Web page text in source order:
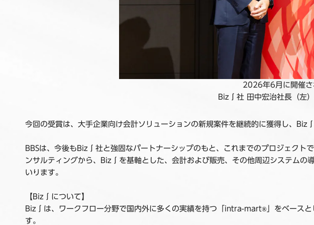
2026年6月に開催
Biz∫社 田中宏治社長（左）
今回の受賞は、大手企業向け会計ソリューションの新規案件を継続的に獲得し、
BBSは、今後もBiz∫社と強固なパートナーシップのもと、これまでのプロジェク
ンサルティングから、Biz∫を基軸とした、会計および販売、その他周辺システム
いります。
【Biz∫について】
Biz∫は、ワークフロー分野で国内外に多くの実績を持つ「intra-mart® 」をベース
す。